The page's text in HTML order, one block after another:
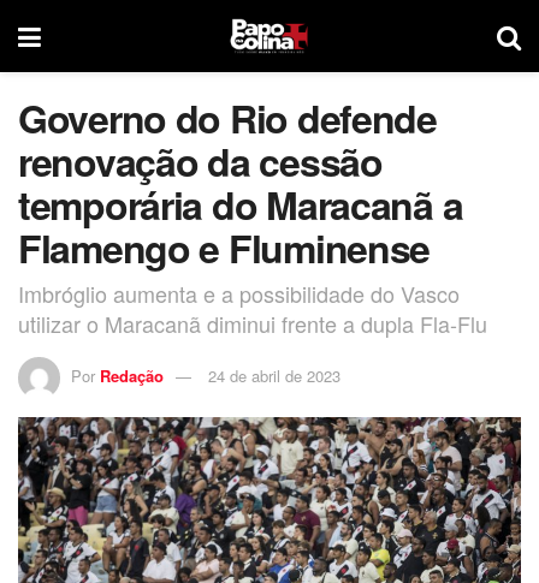
Governo do Rio defende
renovação da cessão
temporária do Maracanã a
Flamengo e Fluminense
Imbróglio aumenta e a possibilidade do Vasco
utilizar o Maracanã diminui frente a dupla Fla-Flu
Por Redação 24 de abril de 2023